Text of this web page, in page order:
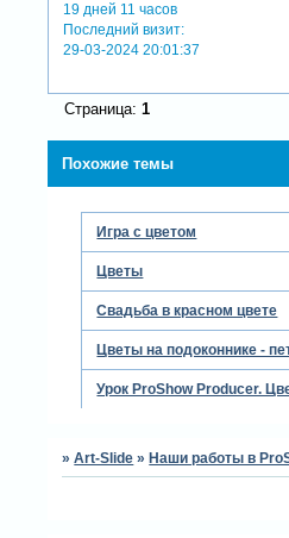
19 дней 11 часов
Последний визит:
29-03-2024 20:01:37
Страница: 1
Похожие темы
Игра с цветом
Цветы
Свадьба в красном цвете
Цветы на подоконнике -
Урок ProShow Producer.
»Art-Slide » Наши работы в